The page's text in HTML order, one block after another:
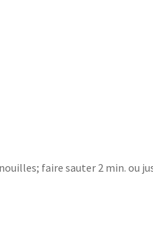
faire sauter 2 min. ou